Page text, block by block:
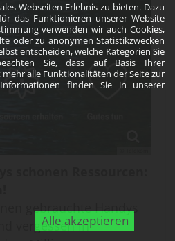
Webseiten-Erlebnis zu bieten. Dazu
das Funktionieren unserer Website
verwenden wir auch Cookies,
oder zu anonymen Statistikzwecken
entscheiden, welche Kategorien Sie
Sie, dass auf Basis Ihrer
alle Funktionalitäten der Seite zur
finden Sie in unserer
Alle akzeptieren
schonen Ressourcen:
gebrauchte Handys
vergessen in